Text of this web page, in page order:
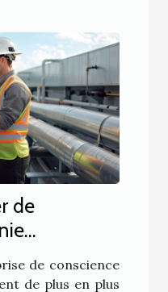
de
sur
de conscience
de plus en plus